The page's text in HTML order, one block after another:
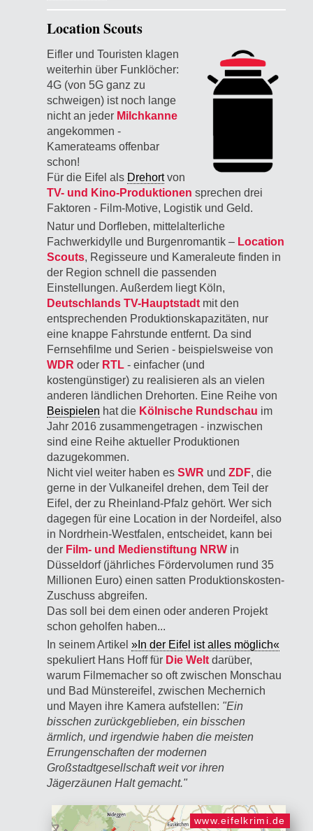
Location Scouts
Eifler und Touristen klagen
weiterhin über Funklöcher:
4G (von 5G ganz zu
schweigen) ist noch lange
nicht an jeder Milchkanne
angekommen -
Kamerateams offenbar
schon!
Für die Eifel als Drehortvon
TV- und Kino-Produktionen sprechen drei
Faktoren - Film-Motive, Logistik und Geld.
Natur und Dorfleben, mittelalterliche
Fachwerkidylle und Burgenromantik – Location
Scouts, Regisseure und Kameraleute finden in
der Region schnell die passenden
Einstellungen. Außerdem liegt Köln,
Deutschlands TV-Hauptstadt mit den
entsprechenden Produktionskapazitäten, nur
eine knappe Fahrstunde entfernt. Da sind
Fernsehfilme und Serien - beispielsweise von
WDR oder RTL - einfacher (und
kostengünstiger) zu realisieren als an vielen
anderen ländlichen Drehorten. Eine Reihe von
Beispielen hat die Kölnische Rundschau im
Jahr 2016 zusammengetragen - inzwischen
sind eine Reihe aktueller Produktionen
dazugekommen.
Nicht viel weiter haben es SWR und ZDF, die
gerne in der Vulkaneifel drehen, dem Teil der
Eifel, der zu Rheinland-Pfalz gehört. Wer sich
dagegen für eine Location in der Nordeifel, also
in Nordrhein-Westfalen, entscheidet, kann bei
der Film- und Medienstiftung NRW in
Düsseldorf (jährliches Fördervolumen rund 35
Millionen Euro) einen satten Produktionskosten-
Zuschuss abgreifen.
Das soll bei dem einen oder anderen Projekt
schon geholfen haben...
In seinem Artikel »In der Eifel ist alles möglich«
spekuliert Hans Hoff für Die Welt darüber,
warum Filmemacher so oft zwischen Mon­schau
und Bad Münster­eifel, zwischen Mechernich
und Mayen ihre Kamera aufstellen: "Ein
bisschen zurückgeblieben, ein bisschen
ärmlich, und irgendwie haben die meisten
Errungenschaften der modernen
Großstadtgesellschaft weit vor ihren
Jägerzäunen Halt gemacht."
www.eifelkrimi.de